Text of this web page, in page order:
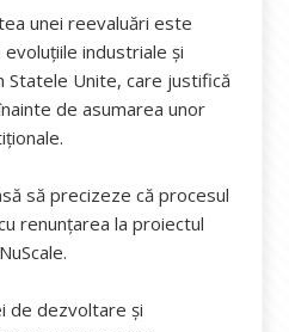
unei reevaluări este
industriale și
Statele Unite, care justifică
de asumarea unor
să precizeze că procesul
renunțarea la proiectul
de dezvoltare și